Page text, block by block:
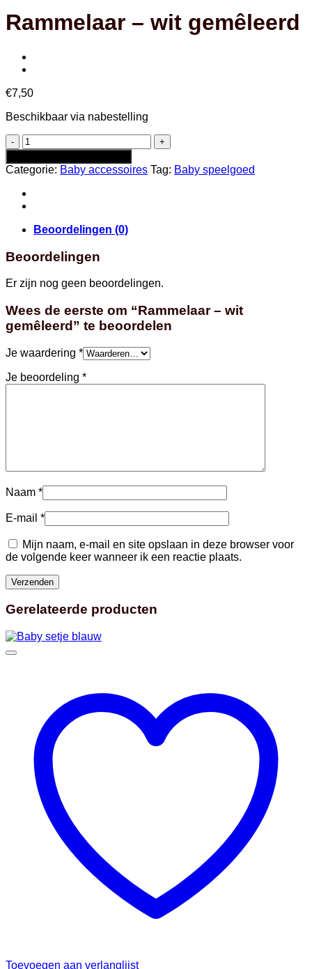
Rammelaar – wit gemêleerd
€7,50
Beschikbaar via nabestelling
Rammelaar
-
wit
gemêleerd
aantal
Categorie: Baby accessoires Tag: Baby speelgoed
Beoordelingen (0)
Beoordelingen
Er zijn nog geen beoordelingen.
Wees de eerste om “Rammelaar – wit
gemêleerd” te beoordelen
Je waardering *
Je beoordeling *
Naam *
E-mail *
Mijn naam, e-mail en site opslaan in deze browser voor
de volgende keer wanneer ik een reactie plaats.
Gerelateerde producten
Toevoegen aan verlanglijst